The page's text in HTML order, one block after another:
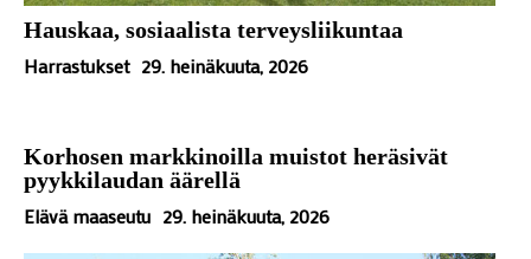
Hauskaa, sosiaalista terveysliikuntaa
Harrastukset 29. heinäkuuta, 2026
Korhosen markkinoilla muistot heräsivät
pyykkilaudan äärellä
Elävä maaseutu 29. heinäkuuta, 2026